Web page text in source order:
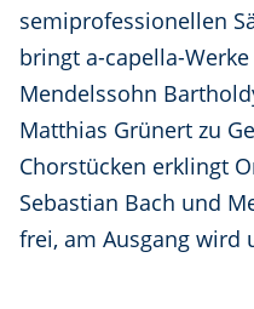
semiprofessionellen
bringt a-capella-
Mendelssohn
Matthias Grünert zu
Chorstücken erklingt
Sebastian Bach und
frei, am Ausgang wird